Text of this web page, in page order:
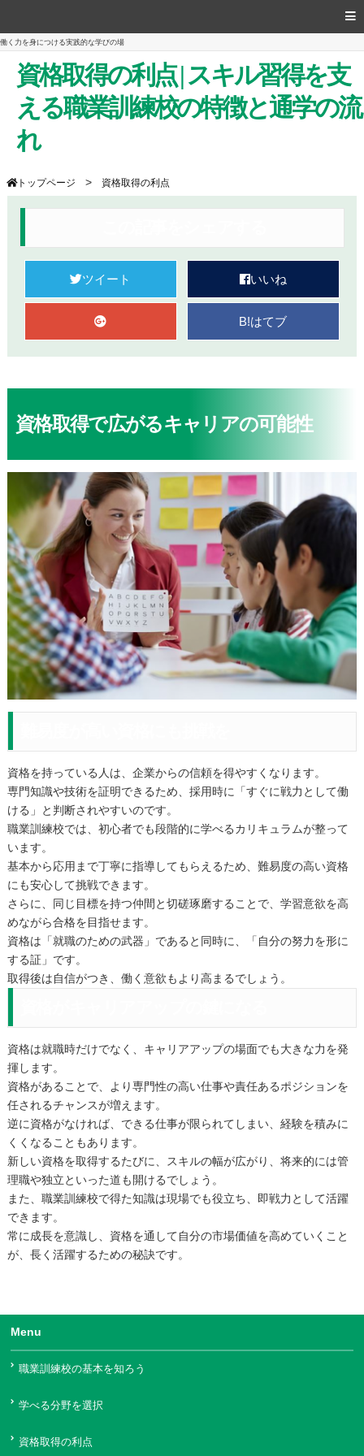
働く力を身につける実践的な学びの場
資格取得の利点 | スキル習得を支
える職業訓練校の特徴と通学の流
れ
トップページ > 資格取得の利点
ツイート いいね
B!はてブ
資格取得で広がるキャリアの可能性
資格を持っている人は、企業からの信頼を得やすくなります。
専門知識や技術を証明できるため、採用時に「すぐに戦力として働
ける」と判断されやすいのです。
職業訓練校では、初心者でも段階的に学べるカリキュラムが整って
います。
基本から応用まで丁寧に指導してもらえるため、難易度の高い資格
にも安心して挑戦できます。
さらに、同じ目標を持つ仲間と切磋琢磨することで、学習意欲を高
めながら合格を目指せます。
資格は「就職のための武器」であると同時に、「自分の努力を形に
する証」です。
取得後は自信がつき、働く意欲もより高まるでしょう。
資格は就職時だけでなく、キャリアアップの場面でも大きな力を発
揮します。
資格があることで、より専門性の高い仕事や責任あるポジションを
任されるチャンスが増えます。
逆に資格がなければ、できる仕事が限られてしまい、経験を積みに
くくなることもあります。
新しい資格を取得するたびに、スキルの幅が広がり、将来的には管
理職や独立といった道も開けるでしょう。
また、職業訓練校で得た知識は現場でも役立ち、即戦力として活躍
できます。
常に成長を意識し、資格を通して自分の市場価値を高めていくこと
が、長く活躍するための秘訣です。
Menu
職業訓練校の基本を知ろう
学べる分野を選択
資格取得の利点